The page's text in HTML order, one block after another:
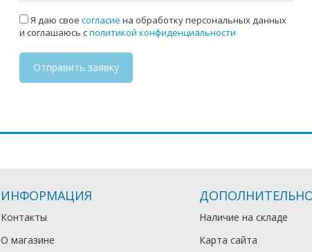
Я даю свое согласие на обработку персональных данных
и соглашаюсь сполитикой конфиденциальности
ИНФОРМАЦИЯ
Контакты
О магазине
Наличие на складе
Карта сайта